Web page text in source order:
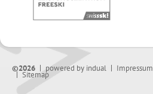
©2026 powered by indual Impressum
Sitemap